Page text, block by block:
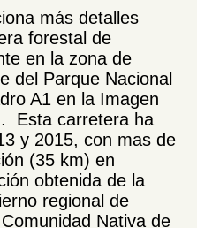
más detalles
forestal de
en la zona de
del Parque Nacional
A1 en la Imagen
Esta carretera ha
y 2015, con mas de
(35 km) en
obtenida de la
regional de
Nativa de